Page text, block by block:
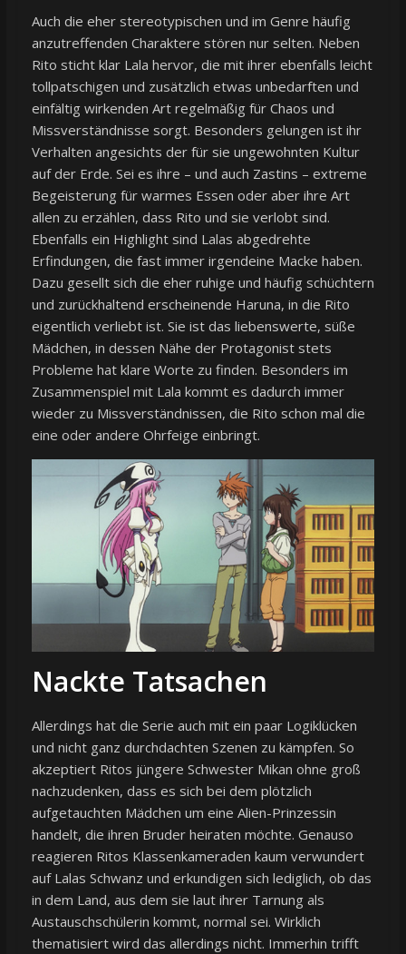
Auch die eher stereotypischen und im Genre häufig
anzutreffenden Charaktere stören nur selten. Neben
Rito sticht klar Lala hervor, die mit ihrer ebenfalls leicht
tollpatschigen und zusätzlich etwas unbedarften und
einfältig wirkenden Art regelmäßig für Chaos und
Missverständnisse sorgt. Besonders gelungen ist ihr
Verhalten angesichts der für sie ungewohnten Kultur
auf der Erde. Sei es ihre – und auch Zastins – extreme
Begeisterung für warmes Essen oder aber ihre Art
allen zu erzählen, dass Rito und sie verlobt sind.
Ebenfalls ein Highlight sind Lalas abgedrehte
Erfindungen, die fast immer irgendeine Macke haben.
Dazu gesellt sich die eher ruhige und häufig schüchtern
und zurückhaltend erscheinende Haruna, in die Rito
eigentlich verliebt ist. Sie ist das liebenswerte, süße
Mädchen, in dessen Nähe der Protagonist stets
Probleme hat klare Worte zu finden. Besonders im
Zusammenspiel mit Lala kommt es dadurch immer
wieder zu Missverständnissen, die Rito schon mal die
eine oder andere Ohrfeige einbringt.
Nackte Tatsachen
Allerdings hat die Serie auch mit ein paar Logiklücken
und nicht ganz durchdachten Szenen zu kämpfen. So
akzeptiert Ritos jüngere Schwester Mikan ohne groß
nachzudenken, dass es sich bei dem plötzlich
aufgetauchten Mädchen um eine Alien-Prinzessin
handelt, die ihren Bruder heiraten möchte. Genauso
reagieren Ritos Klassenkameraden kaum verwundert
auf Lalas Schwanz und erkundigen sich lediglich, ob das
in dem Land, aus dem sie laut ihrer Tarnung als
Austauschschülerin kommt, normal sei. Wirklich
thematisiert wird das allerdings nicht. Immerhin trifft